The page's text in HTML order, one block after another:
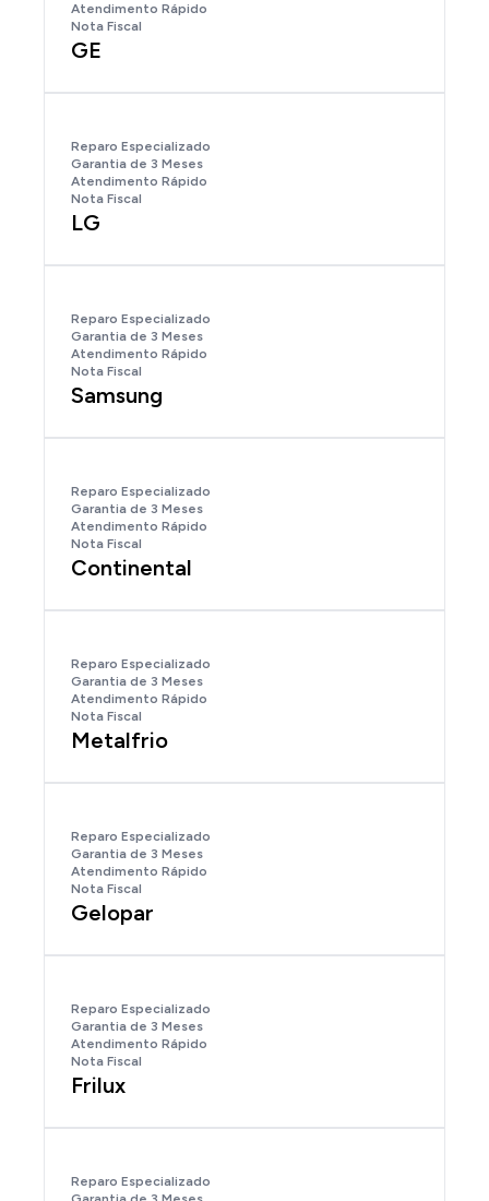
Atendimento Rápido
Nota Fiscal
GE
Reparo Especializado
Garantia de 3 Meses
Atendimento Rápido
Nota Fiscal
LG
Reparo Especializado
Garantia de 3 Meses
Atendimento Rápido
Nota Fiscal
Samsung
Reparo Especializado
Garantia de 3 Meses
Atendimento Rápido
Nota Fiscal
Continental
Reparo Especializado
Garantia de 3 Meses
Atendimento Rápido
Nota Fiscal
Metalfrio
Reparo Especializado
Garantia de 3 Meses
Atendimento Rápido
Nota Fiscal
Gelopar
Reparo Especializado
Garantia de 3 Meses
Atendimento Rápido
Nota Fiscal
Frilux
Reparo Especializado